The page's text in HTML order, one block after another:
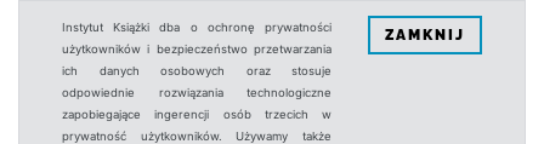
Instytut Książki dba o ochronę prywatności
użytkowników i bezpieczeństwo przetwarzania
ich danych osobowych oraz stosuje
odpowiednie rozwiązania technologiczne
zapobiegające ingerencji osób trzecich w
prywatność użytkowników. Używamy także
ZAMKNIJ